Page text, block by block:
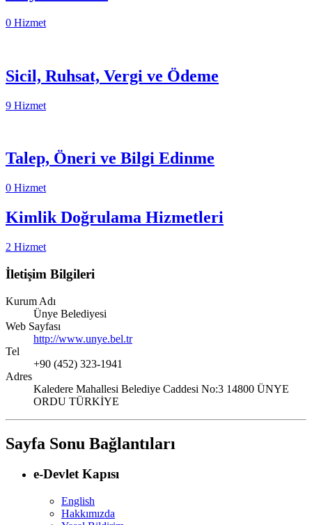
0 Hizmet
Sicil, Ruhsat, Vergi ve Ödeme
9 Hizmet
Talep, Öneri ve Bilgi Edinme
0 Hizmet
Kimlik Doğrulama Hizmetleri
2 Hizmet
İletişim Bilgileri
Kurum Adı
Ünye Belediyesi
Web Sayfası
http://www.unye.bel.tr
Tel
+90 (452) 323-1941
Adres
Kaledere Mahallesi Belediye Caddesi No:3 14800 ÜNYE
ORDU TÜRKİYE
Sayfa Sonu Bağlantıları
e-Devlet Kapısı
English
Hakkımızda